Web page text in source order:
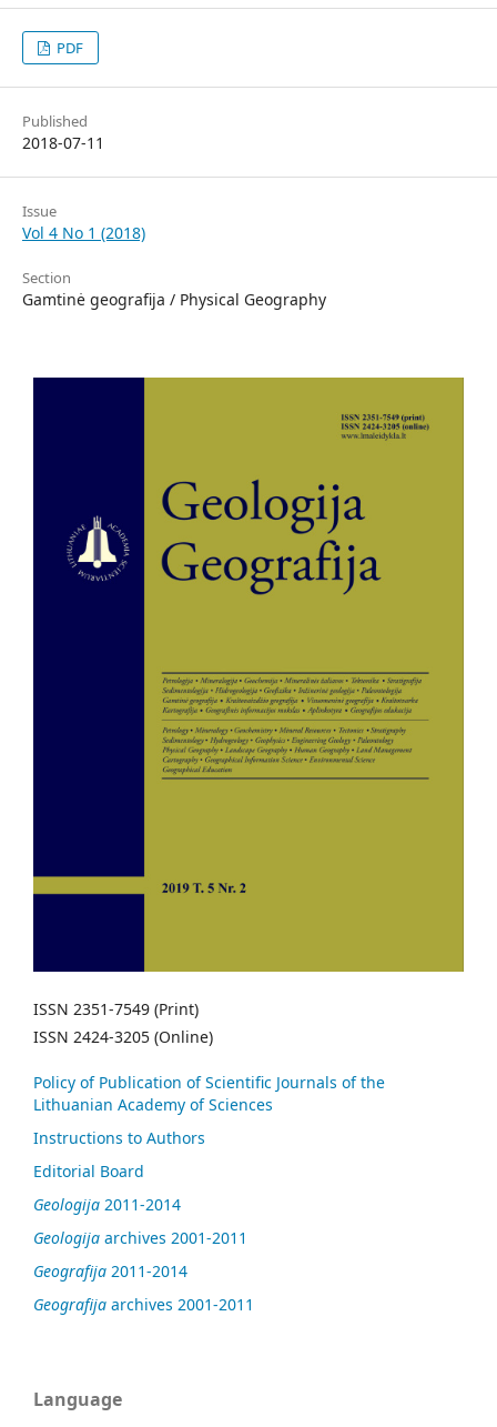
PDF
Published
2018-07-11
Issue
Vol 4 No 1 (2018)
Section
Gamtinė geografija / Physical Geography
ISSN 2351-7549 (Print)
ISSN 2424-3205 (Online)
Policy of Publication of Scientific Journals of the
Lithuanian Academy of Sciences
Instructions to Authors
Editorial Board
Geologija 2011-2014
Geologija archives 2001-2011
Geografija 2011-2014
Geografija archives 2001-2011
Language